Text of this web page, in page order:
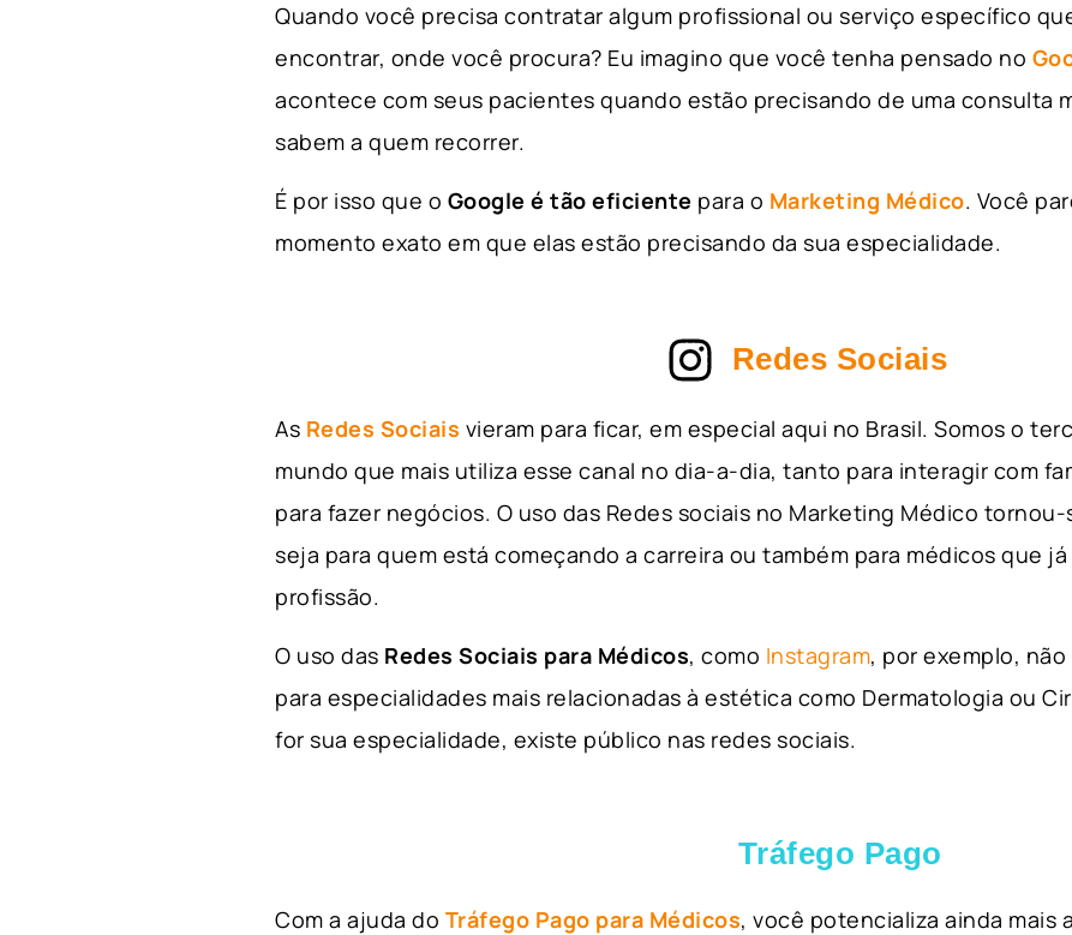
Quando você precisa contratar algum profissional ou serviço específico
encontrar, onde você procura? Eu imagino que você tenha pensado no
acontece com seus pacientes quando estão precisando de uma consulta
sabem a quem recorrer.
É por isso que o Google é tão eficiente para o Marketing Médico. Você
momento exato em que elas estão precisando da sua especialidade.
Redes Sociais
As Redes Sociais vieram para ficar, em especial aqui no Brasil. Somos o
mundo que mais utiliza esse canal no dia-a-dia, tanto para interagir com
para fazer negócios. O uso das Redes sociais no Marketing Médico
seja para quem está começando a carreira ou também para médicos que
profissão.
O uso das Redes Sociais para Médicos, como Instagram, por exemplo,
para especialidades mais relacionadas à estética como Dermatologia ou
for sua especialidade, existe público nas redes sociais.
Tráfego Pago
Com a ajuda do Tráfego Pago para Médicos, você potencializa ainda mais